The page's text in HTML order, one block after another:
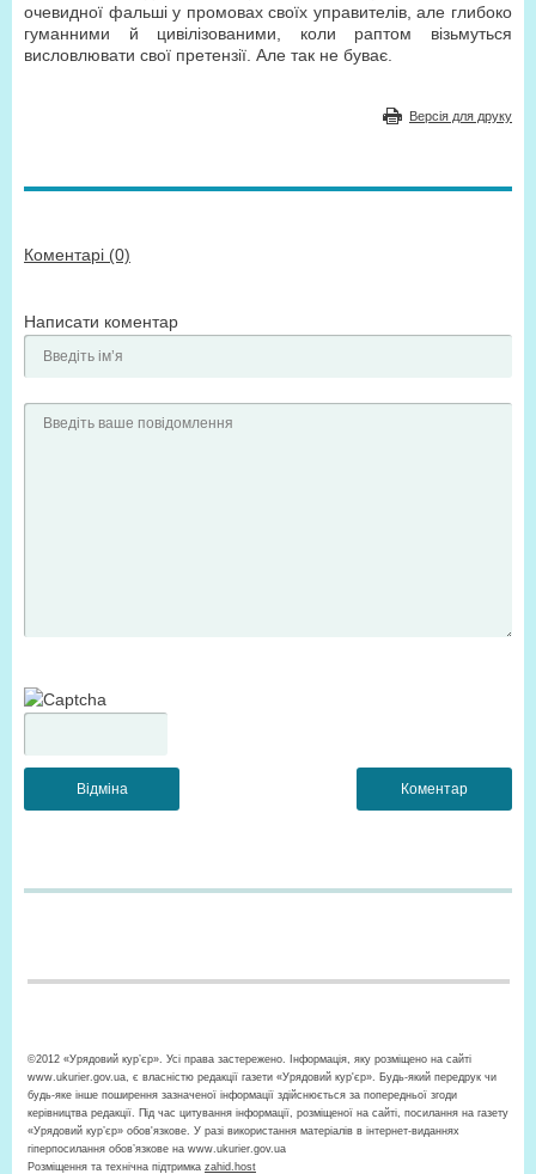
очевидної фальші у промовах своїх управителів, але глибоко
гуманними й цивілізованими, коли раптом візьмуться
висловлювати свої претензії. Але так не буває.
Версія для друку
Коментарі (0)
Написати коментар
©2012 «Урядовий кур’єр». Усі права застережено. Інформація, яку розміщено на сайті
www.ukurier.gov.ua, є власністю редакції газети «Урядовий кур'єр». Будь-який передрук чи
будь-яке інше поширення зазначеної інформації здійснюється за попередньої згоди
керівництва редакції. Під час цитування інформації, розміщеної на сайті, посилання на газету
«Урядовий кур’єр» обов'язкове. У разі використання матеріалів в інтернет-виданнях
гіперпосилання обов’язкове на www.ukurier.gov.ua
Розміщення та технічна підтримка zahid.host